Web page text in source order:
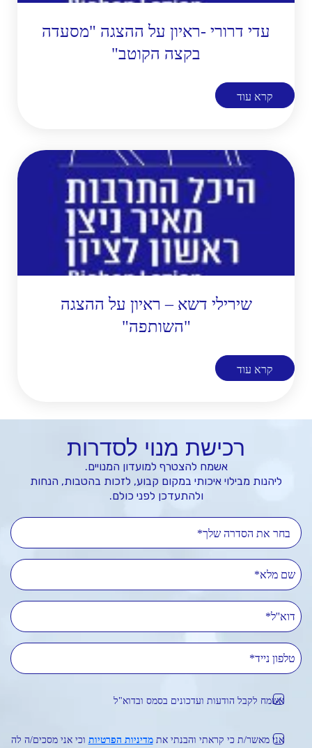
עדי דרורי -ראיון על ההצגה "מסעדה
בקצה הקוטב"
קרא עוד
שירילי דשא – ראיון על ההצגה
"השותפה"
קרא עוד
רכישת מנוי לסדרות
אשמח להצטרף למועדון המנויים.
ליהנות מבילוי איכותי במקום קבוע, לזכות בהטבות, הנחות
ולהתעדכן לפני כולם.
בחר את הסדרה שלך*
אשמח לקבל הודעות ועדכונים בסמס ובדוא"ל
אני מאשר/ת כי קראתי והבנתי אתמדיניות הפרטיות וכי אני מסכים/ה לה